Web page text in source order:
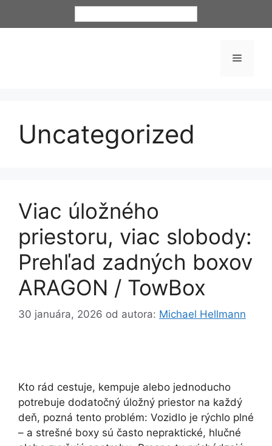
Menu
Uncategorized
Viac úložného
priestoru, viac slobody:
Prehľad zadných boxov
ARAGON / TowBox
30 januára, 2026 od autora: Michael Hellmann
Kto rád cestuje, kempuje alebo jednoducho
potrebuje dodatočný úložný priestor na každý
deň, pozná tento problém: Vozidlo je rýchlo plné
– a strešné boxy sú často nepraktické, hlučné